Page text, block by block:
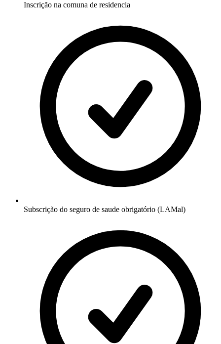
Inscrição na comuna de residencia
Subscrição do seguro de saude obrigatório (LAMal)